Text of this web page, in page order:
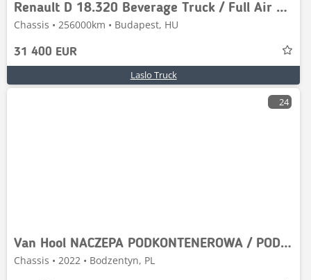
Renault D 18.320 Beverage Truck / Full Air Suspension / Ta
Chassis • 256000km • Budapest, HU
31 400 EUR
Laslo Truck
24
Van Hool NACZEPA PODKONTENEROWA / POD CYSTERNE / PEŁNY ADR
Chassis • 2022 • Bodzentyn, PL